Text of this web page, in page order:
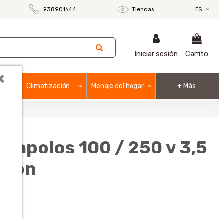
938901644 Tiendas ES
Iniciar sesión Carrito
Climatización Menaje del hogar + Más
100 / 250 v 3,5